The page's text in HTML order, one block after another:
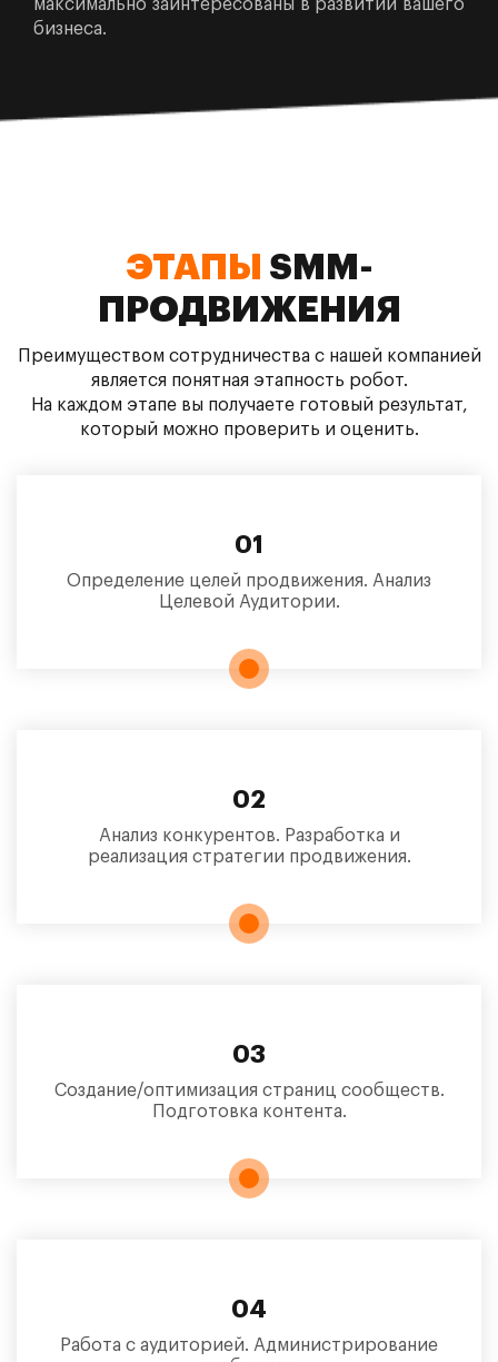
максимально заинтересованы в развитии вашего
бизнеса.
ЭТАПЫ SMM-
ПРОДВИЖЕНИЯ
Преимуществом сотрудничества с нашей компанией
является понятная этапность робот.
На каждом этапе вы получаете готовый результат,
который можно проверить и оценить.
01
Определение целей продвижения. Анализ
Целевой Аудитории.
02
Анализ конкурентов. Разработка и
реализация стратегии продвижения.
03
Создание/оптимизация страниц сообществ.
Подготовка контента.
04
Работа с аудиторией. Администрирование